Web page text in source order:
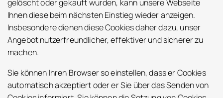
gelöscht oder gekauft wurden, kann unsere Webseite
Ihnen diese beim nächsten Einstieg wieder anzeigen.
Insbesondere dienen diese Cookies daher dazu, unser
Angebot nutzerfreundlicher, effektiver und sicherer zu
machen.
Sie können Ihren Browser so einstellen, dass er Cookies
automatisch akzeptiert oder er Sie über das Senden von